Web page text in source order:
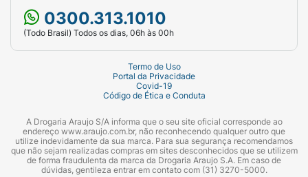
0300.313.1010
(Todo Brasil) Todos os dias, 06h às 00h
Termo de Uso
Portal da Privacidade
Covid-19
Código de Ética e Conduta
A Drogaria Araujo S/A informa que o seu site oficial corresponde ao
endereço www.araujo.com.br, não reconhecendo qualquer outro que
utilize indevidamente da sua marca. Para sua segurança recomendamos
que não sejam realizadas compras em sites desconhecidos que se utilizem
de forma fraudulenta da marca da Drogaria Araujo S.A. Em caso de
dúvidas, gentileza entrar em contato com (31) 3270-5000.